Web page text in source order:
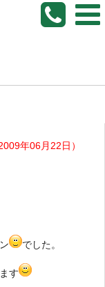
2009年06月22日）
でした。
す